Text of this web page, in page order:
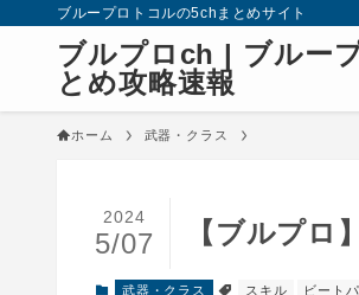
ブループロトコルの5chまとめサイト
ブルプロch | ブルー
とめ攻略速報
ホーム 武器・クラス
【ブルプロ
2024
5/07
武器・クラス スキル ビート